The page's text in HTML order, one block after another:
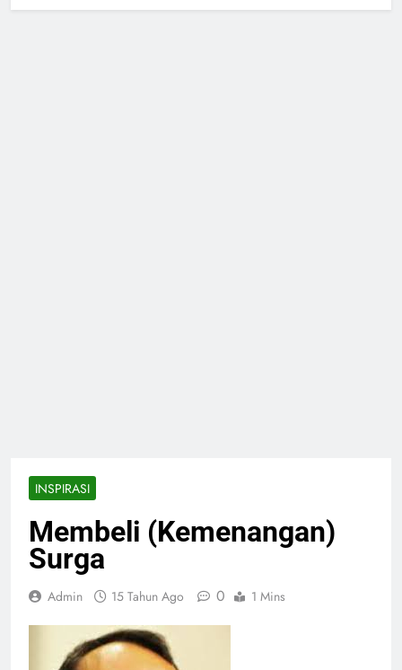
INSPIRASI
Membeli (Kemenangan)
Surga
Admin 15 Tahun Ago 0 1 Mins